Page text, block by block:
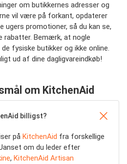
om butikkernes adresser og
vil være på forkant, opdaterer
ugers promotioner, så du kan se,
rabatter. Bemærk, at nogle
fysiske butikker og ikke online.
ud af dine dagligvareindkøb!
om KitchenAid
billigst?
på KitchenAid fra forskellige
om du leder efter
, KitchenAid Artisan